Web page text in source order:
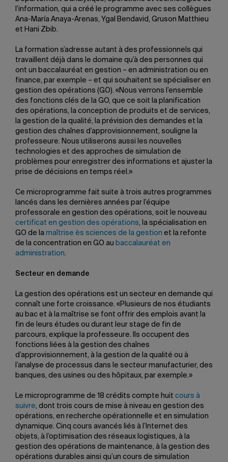
l’information, qui a créé le programme avec ses collègues
Ana-María Anaya-Arenas, Ygal Bendavid, Gruson Matthieu
et Hani Zbib.
La formation s’adresse autant à des professionnels qui
travaillent déjà dans le domaine qu’à des personnes qui
ont un baccalauréat en gestion – en administration ou en
finance, par exemple – et qui souhaitent se spécialiser en
gestion des opérations (GO). «Nous verrons l’ensemble
des fonctions clés de la GO, que ce soit la planification
des opérations, la conception de produits et de services,
la gestion de la qualité, la prévision des demandes et la
gestion des chaînes d’approvisionnement, souligne la
professeure. Nous utiliserons aussi les nouvelles
technologies et des approches de simulation de
problèmes pour enregistrer des informations et ajuster la
prise de décisions en temps réel.»
Ce microprogramme fait suite à trois autres programmes
lancés dans les dernières années par l’équipe
professorale en gestion des opérations, soit le nouveau
certificat en gestion des opérations, la spécialisation en
GO de la maîtrise ès sciences de la gestion et la refonte
de la concentration en GO au baccalauréat en
administration.
Secteur en demande
La gestion des opérations est un secteur en demande qui
connaît une forte croissance. «Plusieurs de nos étudiants
au bac et à la maîtrise se font offrir des emplois avant la
fin de leurs études ou durant leur stage de fin de
parcours, explique la professeure. Ils occupent des
fonctions liées à la gestion des chaînes
d’approvisionnement, à la gestion de la qualité ou à
l’analyse de processus dans le secteur manufacturier, des
banques, des usines ou des hôpitaux, par exemple.»
Le microprogramme de 18 crédits compte huit cours à
suivre, dont trois cours de mise à niveau en gestion des
opérations, en recherche opérationnelle et en simulation
dynamique. Cinq cours avancés liés à l’Internet des
objets, à l’optimisation des réseaux logistiques, à la
gestion des opérations de maintenance, à la gestion des
opérations durables ainsi qu’un cours de simulation